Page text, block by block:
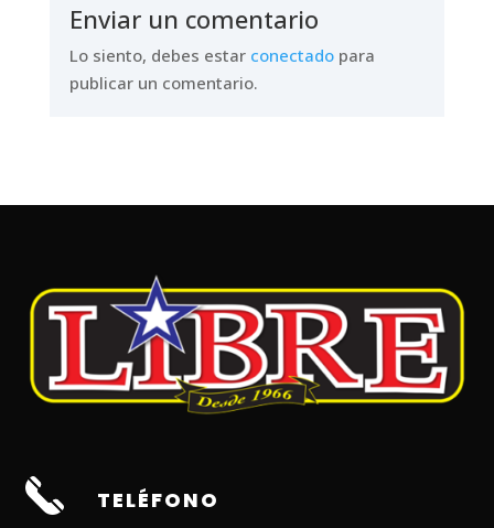
Enviar un comentario
Lo siento, debes estar conectadopara
publicar un comentario.
TELÉFONO